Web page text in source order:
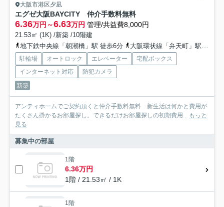
大阪市港区夕凪
エグゼ大阪BAYCITY 仲介手数料無料
6.36万円～6.63万円 管理/共益費8,000円
21.53㎡ (1K) /新築 /10階建
地下鉄中央線「朝潮橋」駅 徒歩6分
大阪環状線「弁天町」駅 徒歩18分
駐輪場 オートロック エレベーター
宅配ボックス
インターネット対応
防犯カメラ
新築
アンティホームでご契約頂くと仲介手数料無料 新生活は何かと費用が
たくさん掛かるお部屋探し。できるだけお部屋探しの初期費用...
もっと
見る
募集中の部屋
1階
6.36万円
1階 / 21.53㎡ / 1K
1階